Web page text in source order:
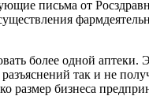
письма от
более одной аптеки.
так и не
размер бизнеса